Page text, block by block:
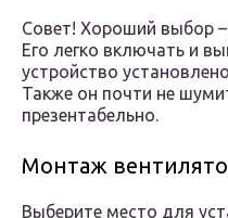
Совет! Хороший выбор
Его легко включать и
устройство
Также он почти не
презентабельно.
Монтаж
Выберите место для